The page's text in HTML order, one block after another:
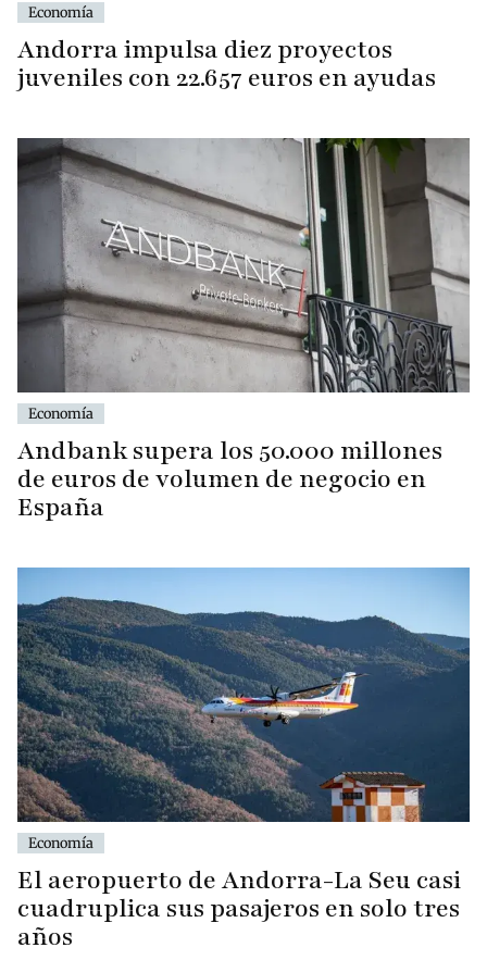
Economía
Andorra impulsa diez proyectos
juveniles con 22.657 euros en ayudas
Economía
Andbank supera los 50.000 millones
de euros de volumen de negocio en
España
Economía
El aeropuerto de Andorra-La Seu casi
cuadruplica sus pasajeros en solo tres
años